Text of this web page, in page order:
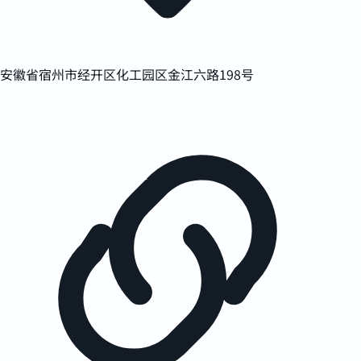
安徽省宿州市经开区化工园区金江六路198号